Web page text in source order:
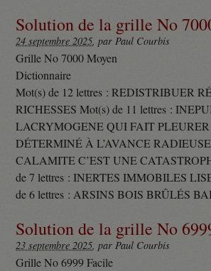
Solution de la grille No
24 septembre 2025, par Paul Courbis
Grille No 7000 Moyen
Dictionnaire
Mot(s) de 12 lettres : REDISTRIBUER
RICHESSES Mot(s) de 11 lettres :
LACRYMOGENE QUI FAIT PLEURER
DÉTERMINÉ À L’AVANCE
CALAMITE C’EST UNE
de 7 lettres : INERTES IMMOBILES
de 6 lettres : ARSINS BOIS BRÛLÉS
Solution de la grille No
23 septembre 2025, par Paul Courbis
Grille No 6999 Facile